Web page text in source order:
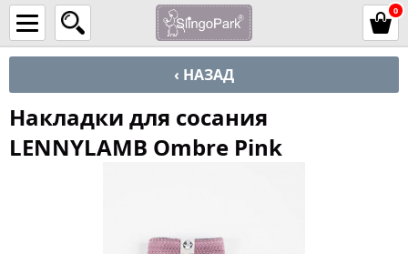
0
‹ НАЗАД
Накладки для сосания
LENNYLAMB Ombre Pink